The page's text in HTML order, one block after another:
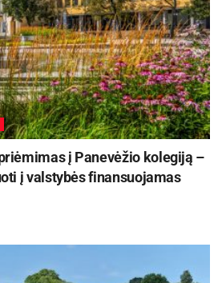
į Panevėžio kolegiją –
į valstybės finansuojamas